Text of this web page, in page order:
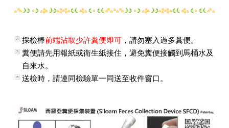
採檢棒前端沾取少許糞便即可 ，請勿塞入過多糞便。
糞便請先用報紙或衛生紙接住，避免糞便接觸到馬桶水及
自來水。
送檢時，請連同檢驗單一同送至收件窗口。